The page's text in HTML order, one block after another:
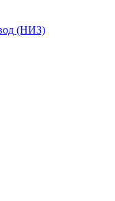
(НИЗ)